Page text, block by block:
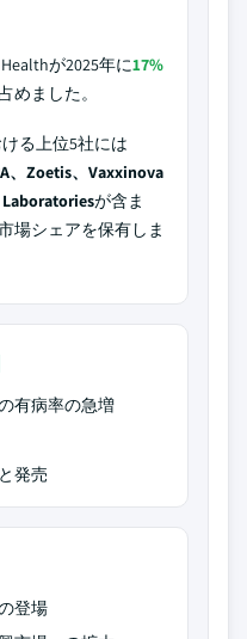
が2025年に17%
めました。
る上位5社には
、Zoetis、Vaxxinova
が含ま
場シェアを保有しま
有病率の急増
発売
登場